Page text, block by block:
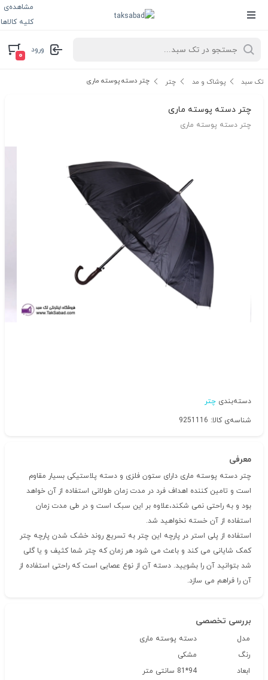
مشاهده‌ی
کلیه کالاها
ورود
۰
تک سبد پوشاک و مد چتر چتر دسته پوسته ماری
چتر دسته پوسته ماری
چتر دسته پوسته ماری
دسته‌بندی چتر
شناسه‌ی کالا: 9251116
معرفی
چتر دسته پوسته ماری دارای ستون فلزی و دسته پلاستیکی بسیار مقاوم
است و تامین کننده اهداف فرد در مدت زمان طولانی استفاده از آن خواهد
بود و به راحتی نمی شکند،علاوه بر این سبک است و در طی مدت زمان
استفاده از آن خسته نخواهید شد.
استفاده از پلی استر در پارچه این چتر به تسریع روند خشک شدن پارچه چتر
کمک شایانی می کند و باعث می شود هر زمان که چتر شما کثیف و یا گلی
شد بتوانید آن را بشویید. دسته آن از نوع عصایی است که راحتی استفاده از
آن را فراهم می سازد.
بررسی تخصصی
مدل
دسته پوسته ماری
رنگ
مشکی
ابعاد
94*81 سانتی متر